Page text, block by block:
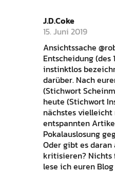
J.D.Coke
15. Juni 2019
Ansichtssache
Entscheidung (des
instinktlos
darüber. Nach
(Stichwort
heute (Stichwort
nächstes
entspannten
Pokalauslosung
Oder gibt es daran
kritisieren?
lese ich euren